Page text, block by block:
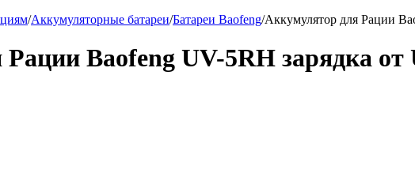
/Аккумуляторные батареи/Батареи Baofeng/Аккумулятор для Рации
Baofeng UV-5RH зарядка от